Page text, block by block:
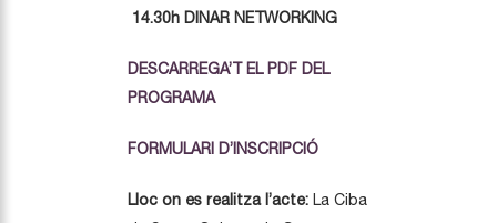
14.30h DINAR NETWORKING
DESCARREGA’T EL PDF DEL
PROGRAMA
FORMULARI D’INSCRIPCIÓ
Lloc on es realitza l’acte: La Ciba